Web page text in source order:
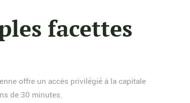
facettes
offre un accès privilégié à la capitale
de 30 minutes.